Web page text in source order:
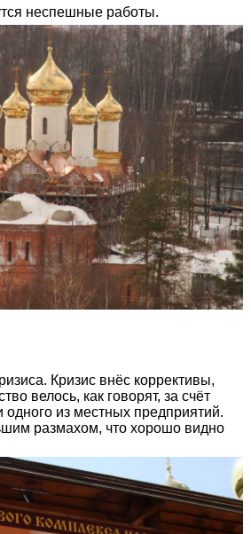
неспешные работы.
Кризис внёс коррективы,
велось, как говорят, за счёт
одного из местных предприятий.
размахом, что хорошо видно